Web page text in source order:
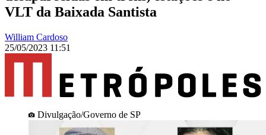
VLT da Baixada Santista
William Cardoso
25/05/2023 11:51
Divulgação/Governo de SP